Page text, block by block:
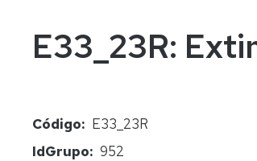
Personal
E33_23R:
Código
E33_23R
IdGrupo
952